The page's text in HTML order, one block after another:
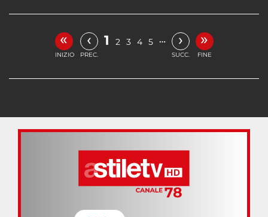
«
INIZIO
‹
PREC.
1 2 3 4 5 … ›
SUCC.
»
FINE